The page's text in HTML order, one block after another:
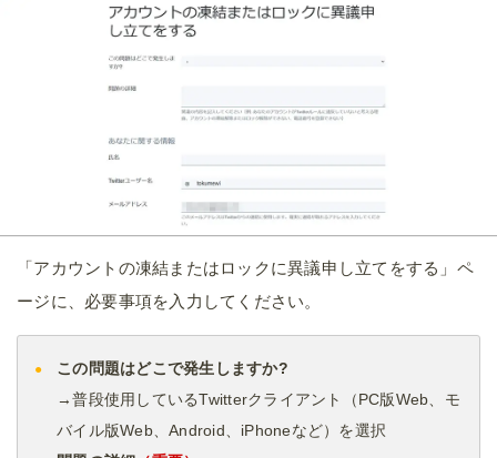
「アカウントの凍結またはロックに異議申し立てをする」ペ
ージに、必要事項を入力してください。
この問題はどこで発生しますか?
→普段使用しているTwitterクライアント（PC版Web、モ
バイル版Web、Android、iPhoneなど）を選択